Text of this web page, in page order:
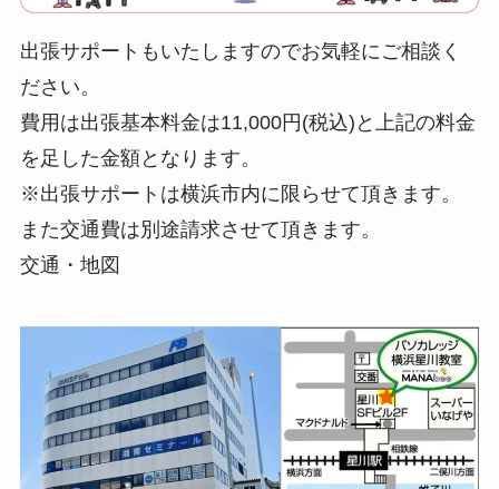
出張サポートもいたしますのでお気軽にご相談く
ださい。
費用は出張基本料金は11,000円(税込)と上記の料金
を足した金額となります。
※出張サポートは横浜市内に限らせて頂きます。
また交通費は別途請求させて頂きます。
交通・地図